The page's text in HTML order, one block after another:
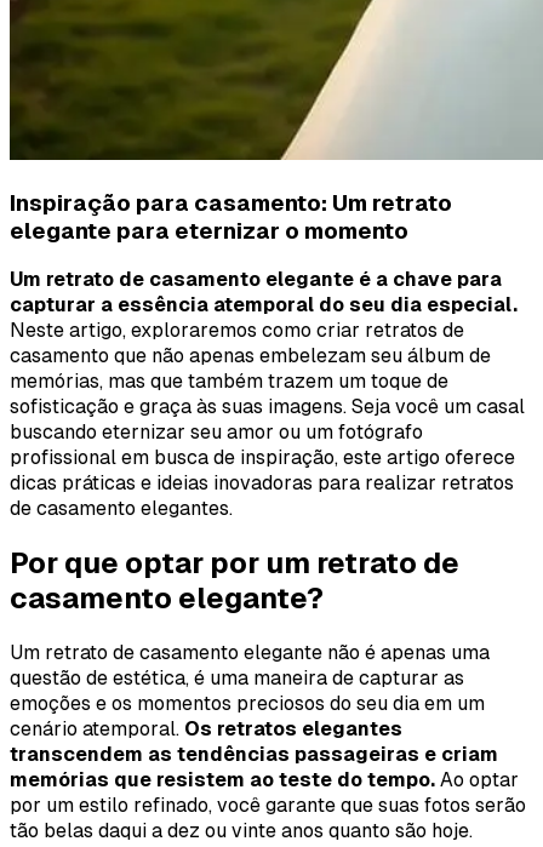
Inspiração para casamento: Um retrato
elegante para eternizar o momento
Um retrato de casamento elegante é a chave para
capturar a essência atemporal do seu dia especial.
Neste artigo, exploraremos como criar retratos de
casamento que não apenas embelezam seu álbum de
memórias, mas que também trazem um toque de
sofisticação e graça às suas imagens. Seja você um casal
buscando eternizar seu amor ou um fotógrafo
profissional em busca de inspiração, este artigo oferece
dicas práticas e ideias inovadoras para realizar retratos
de casamento elegantes.
Por que optar por um retrato de
casamento elegante?
Um retrato de casamento elegante não é apenas uma
questão de estética, é uma maneira de capturar as
emoções e os momentos preciosos do seu dia em um
cenário atemporal. Os retratos elegantes
transcendem as tendências passageiras e criam
memórias que resistem ao teste do tempo. Ao optar
por um estilo refinado, você garante que suas fotos serão
tão belas daqui a dez ou vinte anos quanto são hoje.